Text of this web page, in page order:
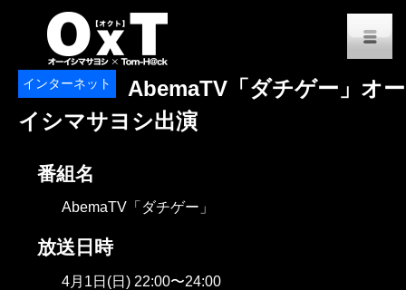
インターネット
AbemaTV「ダチゲー」オー
イシマサヨシ出演
番組名
AbemaTV「ダチゲー」
放送日時
4月1日(日) 22:00〜24:00